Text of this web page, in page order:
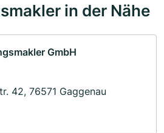
in der Nähe
GmbH
42, 76571 Gaggenau